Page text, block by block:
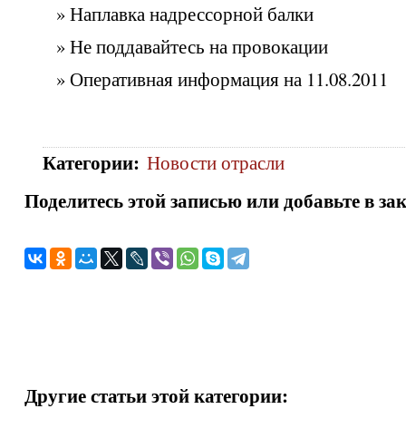
» Наплавка надрессорной балки
» Не поддавайтесь на провокации
» Оперативная информация на 11.08.2011
Категории: Новости отрасли
Поделитесь этой записью или добавьте в
Другие статьи этой категории: